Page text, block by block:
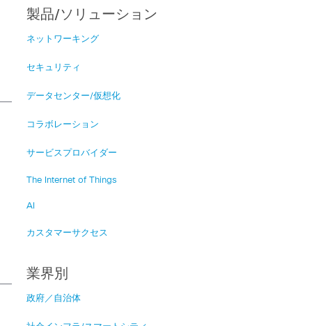
製品/ソリューション
ネットワーキング
セキュリティ
データセンター/仮想化
コラボレーション
サービスプロバイダー
The Internet of Things
AI
カスタマーサクセス
業界別
政府／自治体